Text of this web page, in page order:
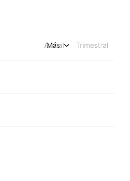
Anual Trimestral
Más